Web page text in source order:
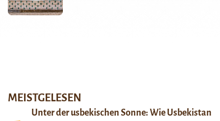
MEISTGELESEN
Unter der usbekischen Sonne: Wie Usbekistan